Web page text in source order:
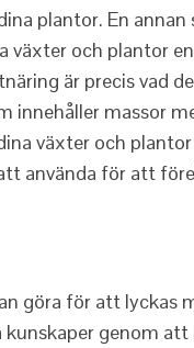
plantor. En annan
växter och plantor
är precis vad
innehåller massor
växter och
använda för att
göra för att lyckas
genom att